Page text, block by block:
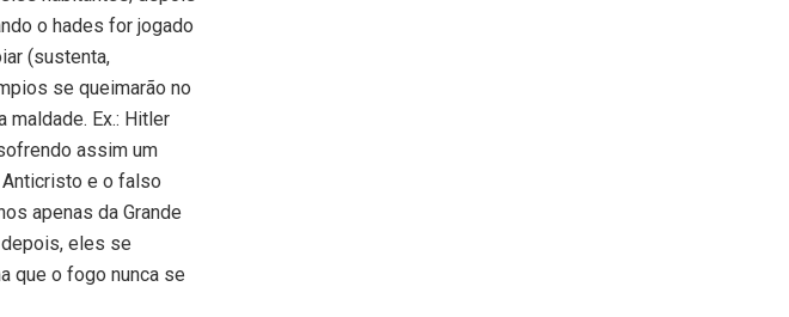
o hades for jogado
(sustenta,
se queimarão no
maldade. Ex.: Hitler
assim um
e o falso
apenas da Grande
eles se
que o fogo nunca se